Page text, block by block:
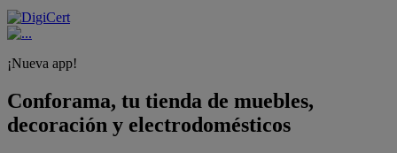
¡Nueva app!
Conforama, tu tienda de muebles,
decoración y electrodomésticos